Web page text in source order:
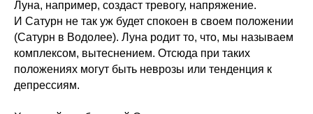
Луна, например, создаст тревогу, напряжение.
И Сатурн не так уж будет спокоен в своем положении
(Сатурн в Водолее). Луна родит то, что, мы называем
комплексом, вытеснением. Отсюда при таких
положениях могут быть неврозы или тенденция к
депрессиям.